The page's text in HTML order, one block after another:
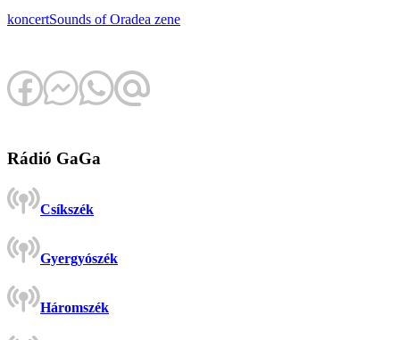
koncertSounds of Oradea zene
Rádió GaGa
Csíkszék
Gyergyószék
Háromszék